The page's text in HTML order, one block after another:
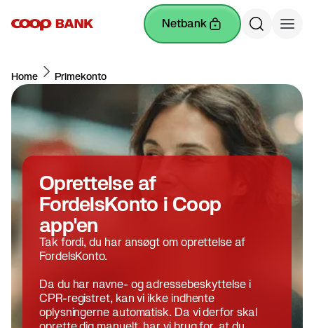
netbank
Home Primekonto
Oprettelse af
FordelsKonto i Coop
app'en
Tak fordi, du har ansøgt om oprettelse af
FordelsKonto.
Da du har navne- og adressebeskyttelse i
CPR-registret, kan vi ikke indhente
oplysningerne automatisk. Da vi derfor skal